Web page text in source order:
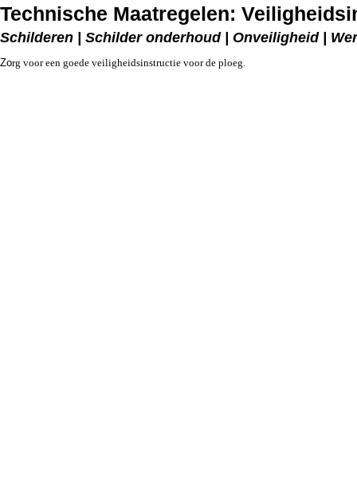
Technische Maatregelen:
Schilderen | Schilder onderhoud | Onveiligheid |
Zorg voor een goede veiligheidsinstructie voor de ploeg.